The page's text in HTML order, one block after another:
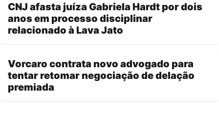
CNJ afasta juíza Gabriela Hardt por dois
anos em processo disciplinar
relacionado à Lava Jato
Vorcaro contrata novo advogado para
tentar retomar negociação de delação
premiada